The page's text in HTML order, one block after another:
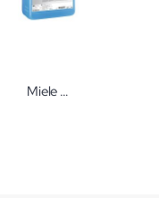
Miele ProCare Med 10 A 5 l Alkalischer Allround-Reiniger